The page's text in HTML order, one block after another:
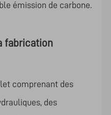
émission de carbone.
fabrication
comprenant des
des